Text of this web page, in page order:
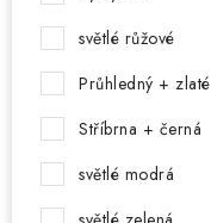
světlé růžové
Průhledný + zlaté
Stříbrna + černá
světlé modrá